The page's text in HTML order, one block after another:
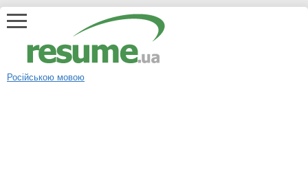
Російською мовою